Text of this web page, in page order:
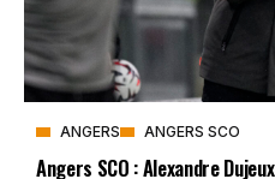
ANGERS ANGERS SCO
Angers SCO : Alexandre